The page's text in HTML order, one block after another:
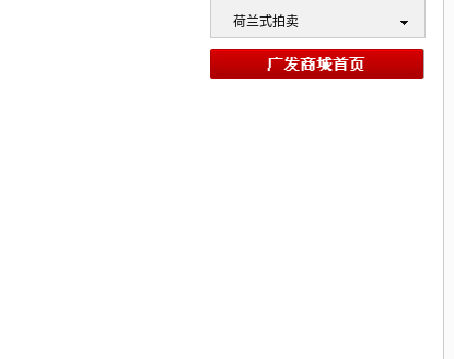
荷兰式拍卖